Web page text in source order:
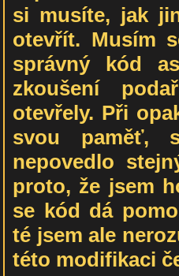
si musíte, jak
otevřít. Musím
správný kód
zkoušení
otevřely. Při
svou paměť,
nepovedlo
proto, že jsem
se kód dá
té jsem ale
této modifikaci